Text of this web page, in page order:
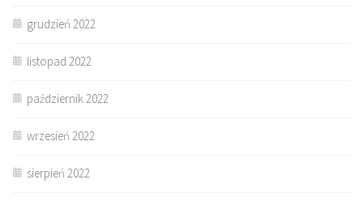
grudzień 2022
listopad 2022
październik 2022
wrzesień 2022
sierpień 2022